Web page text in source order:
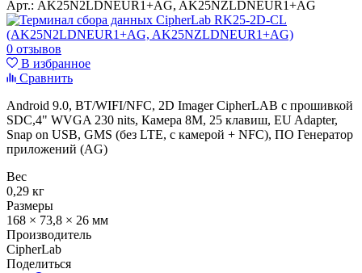
Арт.: AK25N2LDNEUR1+AG, AK25NZLDNEUR1+AG
0 отзывов
В избранное
Сравнить
Android 9.0, BT/WIFI/NFC, 2D Imager CipherLAB с прошивкой
SDC,4" WVGA 230 nits, Камера 8M, 25 клавиш, EU Adapter,
Snap on USB, GMS (без LTE, с камерой + NFC), ПО Генератор
приложений (AG)
Вес
0,29 кг
Размеры
168 × 73,8 × 26 мм
Производитель
CipherLab
Поделиться